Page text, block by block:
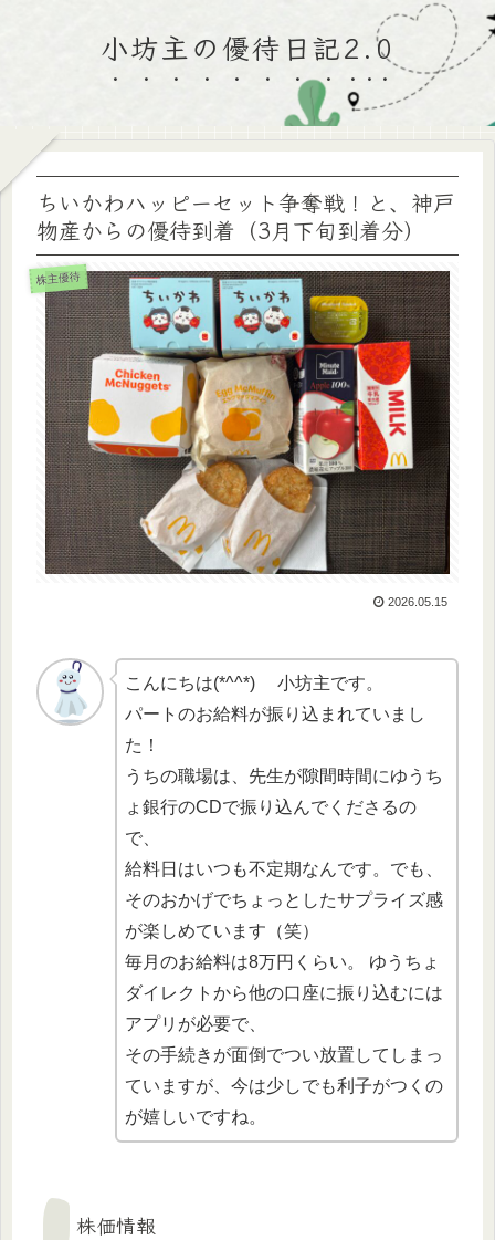
小坊主の優待日記2.0
ちいかわハッピーセット争奪戦！と、神戸
物産からの優待到着（3月下旬到着分）
株主優待
2026.05.15
こんにちは(*^^*) 小坊主です。
パートのお給料が振り込まれていまし
た！
うちの職場は、先生が隙間時間にゆうち
ょ銀行のCDで振り込んでくださるの
で、
給料日はいつも不定期なんです。でも、
そのおかげでちょっとしたサプライズ感
が楽しめています（笑）
毎月のお給料は8万円くらい。 ゆうちょ
ダイレクトから他の口座に振り込むには
アプリが必要で、
その手続きが面倒でつい放置してしまっ
ていますが、今は少しでも利子がつくの
が嬉しいですね。
株価情報